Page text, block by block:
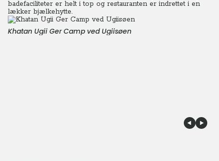
badefaciliteter er helt i top og restauranten er indrettet i en
lækker bjælkehytte.
Khatan Ugii Ger Camp ved Ugiisøen